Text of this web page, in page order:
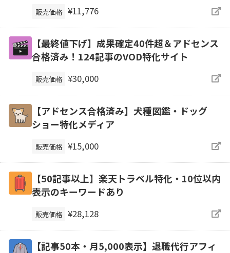
販売価格 ¥11,776
【最終値下げ】成果確定40件超＆アドセンス
合格済み！124記事のVOD特化サイト
販売価格 ¥30,000
【アドセンス合格済み】犬種図鑑・ドッグ
ショー特化メディア
販売価格 ¥15,000
【50記事以上】楽天トラベル特化・10位以内
表示のキーワードあり
販売価格 ¥28,128
【記事50本・月5,000表示】退職代行アフィ